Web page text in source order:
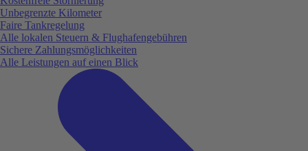
Unbegrenzte Kilometer
Faire Tankregelung
Alle lokalen Steuern & Flughafengebühren
Sichere Zahlungsmöglichkeiten
Alle Leistungen auf einen Blick